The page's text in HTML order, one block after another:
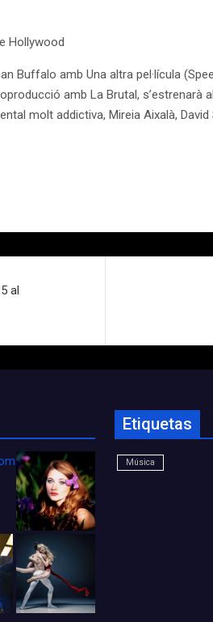
Hollywood
Buffalo amb Una altra pel·lícula
amb La Brutal, s’estrenarà
molt addictiva, Mireia Aixalà,
al
Etiquetas
Música